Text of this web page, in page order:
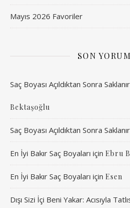
Mayıs 2026 Favoriler
SON
Saç Boyası Açıldıktan Sonra
Bektaşoğlu
Saç Boyası Açıldıktan Sonra
En İyi Bakır Saç Boyaları için Ebru
En İyi Bakır Saç Boyaları için Esen
Dışı Sizi İçi Beni Yakar: Acısıyla